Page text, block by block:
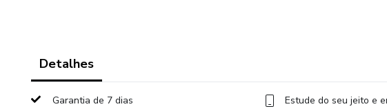
Detalhes
Garantia de 7 dias Estude do seu jeito e